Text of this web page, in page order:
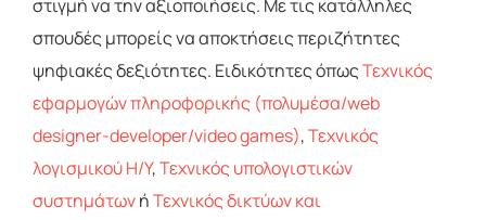
στιγμή να την αξιοποιήσεις. Με τις κατάλληλες
σπουδές μπορείς να αποκτήσεις περιζήτητες
ψηφιακές δεξιότητες. Ειδικότητες όπωςΤεχνικός
εφαρμογών πληροφορικής (πολυμέσα/web
designer-developer/video games),Τεχνικός
λογισμικού Η/Υ,Τεχνικός υπολογιστικών
συστημάτωνήΤεχνικός δικτύων και